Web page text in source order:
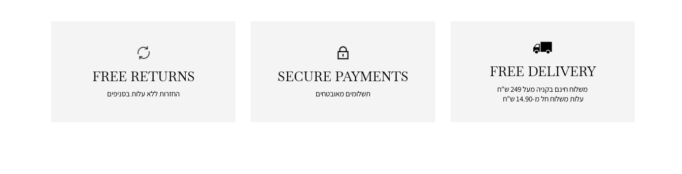
|
free
delivery
|
FREE DELIVERY
משלוח חינם בקניה מעל 249 ש"ח
עלות משלוח חל מ-14.90 ש"ח
|
payments
SECURE PAYMENTS
תשלומים מאובטחים
|
returns
FREE RETURNS
החזרות ללא עלות בסניפים